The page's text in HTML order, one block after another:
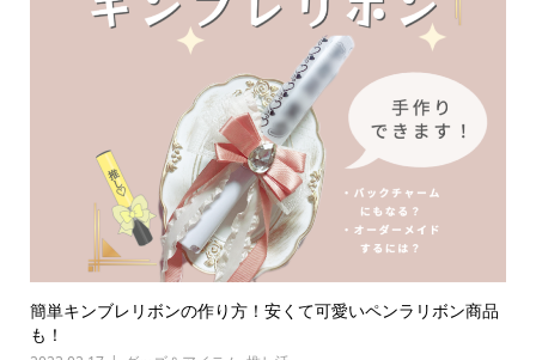
簡単キンブレリボンの作り方！安くて可愛いペンラリボン商品
も！